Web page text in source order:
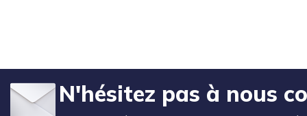
N'hésitez pas à nous